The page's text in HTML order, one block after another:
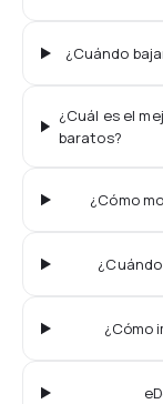
¿Cuándo
¿Cuál es el
baratos?
¿Cómo
¿Cómo